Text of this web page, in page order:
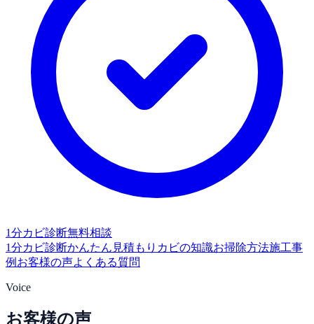
1分カビ診断無料相談
1分カビ診断かんたん見積もり カビの知識お掃除方法施工事
例 お客様の声よくある質問
Voice
お客様の声